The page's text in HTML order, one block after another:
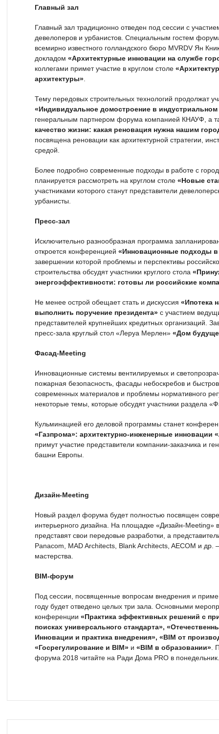
Главный зал
Главный зал традиционно отведен под сессии с
девелоперов и урбанистов. Специальным гостем
всемирно известного голландского бюро MVRDV Ян
докладом «Архитектурные инновации на службе
коллегами примет участие в круглом столе
архитектуры»
Тему передовых строительных технологий продолжат
«Индивидуальное домостроение в
генеральным партнером форума компанией КНАУФ, а
качество жизни: какая реновация нужна нашим
посвящена реновации как архитектурной стратегии,
средой.
Более подробно современные подходы в работе с
планируется рассмотреть на круглом столе «Новые
участниками которого станут представители
урбанисты.
Пресс-зал
Исключительно разнообразная программа
откроется конференцией «Инновационные подходы в
завершении которой проблемы и перспективы
строительства обсудят участники круглого стола
энергоэффективности: готовы ли российские
Не менее острой обещает стать и дискуссия «Ипотека
выполнить поручение президента» с участием
представителей крупнейших кредитных организаций.
пресс-зала круглый стол «Леруа Мерлен» «Дом
Фасад-Meeting
Инновационные системы вентилируемых и
пожарная безопасность, фасады небоскребов и
современных материалов и проблемы нормативного
некоторые темы, которые обсудят участники раздела
Кульминацией его деловой программы станет
«Газпрома»: архитектурно-инженерные инновации
примут участие представители компании-заказчика и
башни Европы.
Дизайн-Meeting
Новый раздел форума будет полностью посвящен
интерьерного дизайна. На площадке «Дизайн-Meeting»
представят свои передовые разработки, а
Panacom, MAD Architects, Blank Architects, AECOM и др.
мастерства.
BIM-форум
Под сессии, посвященные вопросам внедрения и
году будет отведено целых три зала. Основными
конференции «Практика эффективных решений с
поисках универсального стандарта»,
Инновации и практика внедрения», «BIM от
«Госрегулирование и BIM» и «BIM в образовании» .
форума 2018 читайте на Ради Дома PRO в понедельник.